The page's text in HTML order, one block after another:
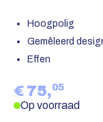
Hoogpolig
Gemêleerd
Effen
€ 75,05
Op voorraad